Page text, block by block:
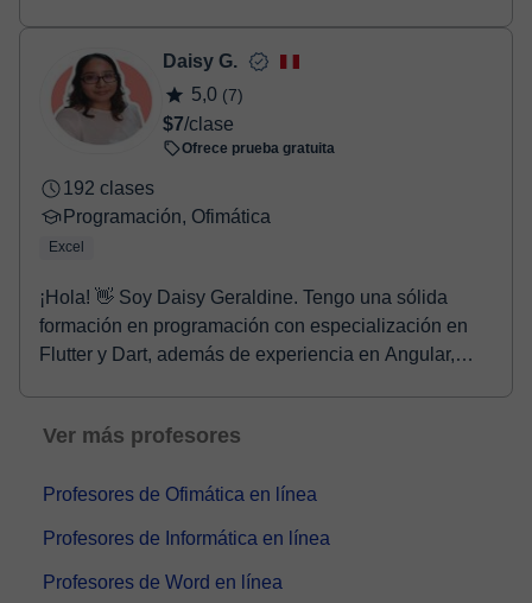
Daisy G.
5,0 (7)
$7/clase
Ofrece prueba gratuita
192 clases
Programación, Ofimática
Excel
¡Hola! 👋 Soy Daisy Geraldine. Tengo una sólida
formación en programación con especialización en
Flutter y Dart, además de experiencia en Angular,
Ver más profesores
Profesores de Ofimática en línea
Profesores de Informática en línea
Profesores de Word en línea